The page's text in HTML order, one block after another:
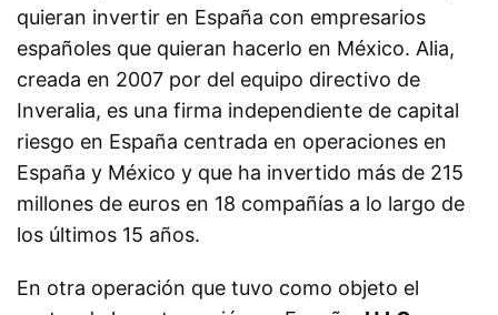
quieran invertir en España con empresarios
españoles que quieran hacerlo en México. Alia,
creada en 2007 por del equipo directivo de
Inveralia, es una firma independiente de capital
riesgo en España centrada en operaciones en
España y México y que ha invertido más de 215
millones de euros en 18 compañías a lo largo de
los últimos 15 años.
En otra operación que tuvo como objeto el